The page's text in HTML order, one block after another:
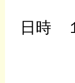
日時
受